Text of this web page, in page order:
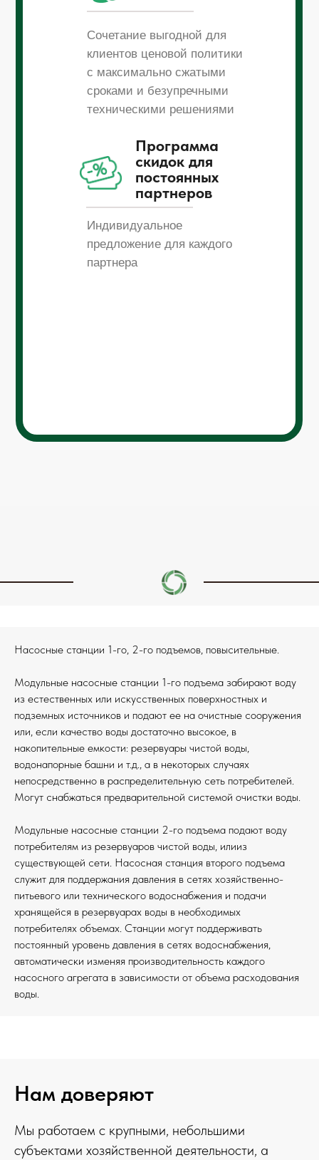
Сочетание выгодной для
клиентов ценовой политики
с максимально сжатыми
сроками и безупречными
техническими решениями
Программа
скидок для
постоянных
партнеров
Индивидуальное
предложение для каждого
партнера
Насосные станции 1-го, 2-го подъемов, повысительные.
Модульные насосные станции 1-го подъема забирают воду
из естественных или искусственных поверхностных и
подземных источников и подают ее на очистные сооружения
или, если качество воды достаточно высокое, в
накопительные емкости: резервуары чистой воды,
водонапорные башни и т.д., а в некоторых случаях
непосредственно в распределительную сеть потребителей.
Могут снабжаться предварительной системой очистки воды.
Модульные насосные станции 2-го подъема подают воду
потребителям из резервуаров чистой воды, илииз
существующей сети. Насосная станция второго подъема
служит для поддержания давления в сетях хозяйственно-
питьевого или технического водоснабжения и подачи
хранящейся в резервуарах воды в необходимых
потребителях объемах. Станции могут поддерживать
постоянный уровень давления в сетях водоснабжения,
автоматически изменяя производительность каждого
насосного агрегата в зависимости от объема расходования
воды.
Нам доверяют
Мы работаем с крупными, небольшими
субъектами хозяйственной деятельности, а